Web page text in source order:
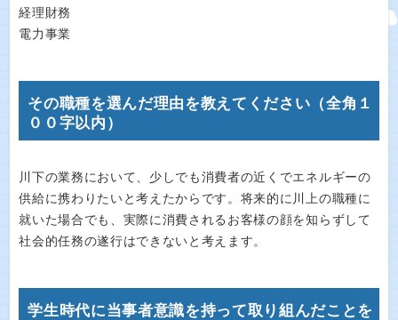
経理財務
電力事業
その職種を選んだ理由を教えてください（全角１
００字以内）
川下の業務において、少しでも消費者の近くでエネルギーの
供給に携わりたいと考えたからです。将来的に川上の職種に
就いた場合でも、実際に消費されるお客様の顔を知らずして
社会的任務の遂行はできないと考えます。
学生時代に当事者意識を持って取り組んだことを